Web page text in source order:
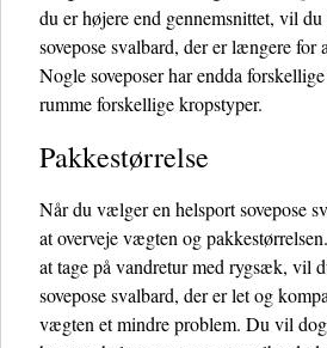
du er højere end gennemsnittet, vil
sovepose svalbard, der er længere
Nogle soveposer har endda
rumme forskellige kropstyper.
Pakkestørrelse
Når du vælger en helsport sovepose
at overveje vægten og
at tage på vandretur med rygsæk, vil
sovepose svalbard, der er let og
vægten et mindre problem. Du vil